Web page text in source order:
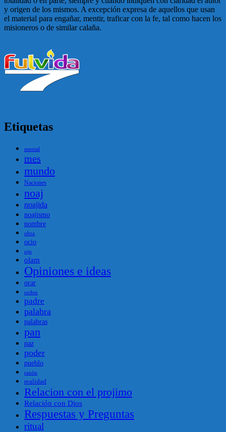
y origen de los mismos. A excepción expresa de aquellos que usan
el material para engañar, mentir, traficar con la fe, tal como hacen los
misioneros o de similar calaña.
Etiquetas
mental
mes
mundo
Naciones
noaj
noajida
noajismo
nombre
obra
ocio
ojo
olam
Opiniones e ideas
orar
orden
padre
palabra
palabras
pan
paz
poder
pueblo
razón
realidad
Relacion con el projimo
Relación con Dios
Respuestas y Preguntas
ritual